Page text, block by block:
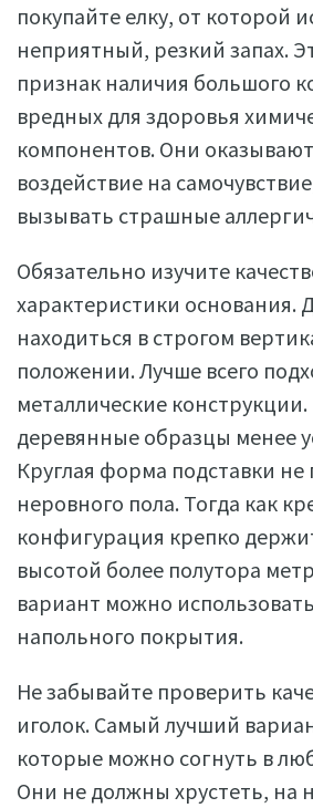
покупайте елку, от которой
неприятный, резкий запах.
признак наличия большого
вредных для здоровья
компонентов. Они
воздействие на
вызывать страшные
Обязательно изучите
характеристики основания.
находиться в строгом
положении. Лучше всего
металлические
деревянные образцы менее
Круглая форма подставки не
неровного пола. Тогда как
конфигурация крепко
высотой более полутора
вариант можно
напольного покрытия.
Не забывайте проверить
иголок. Самый лучший
которые можно согнуть в
Они не должны хрустеть, на